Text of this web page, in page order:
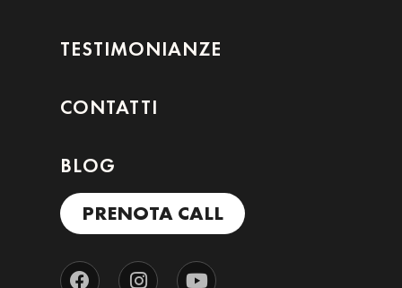
TESTIMONIANZE
CONTATTI
BLOG
PRENOTA CALL